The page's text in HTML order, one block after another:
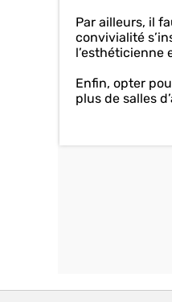
Par ailleurs, il
convivialité
l’esthéticienne
Enfin, opter
plus de salles